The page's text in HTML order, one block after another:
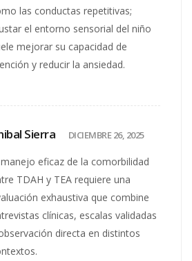
las conductas repetitivas;
el entorno sensorial del niño
mejorar su capacidad de
y reducir la ansiedad.
Sierra DICIEMBRE 26, 2025
manejo eficaz de la comorbilidad
TDAH y TEA requiere una
exhaustiva que combine
clínicas, escalas validadas
directa en distintos